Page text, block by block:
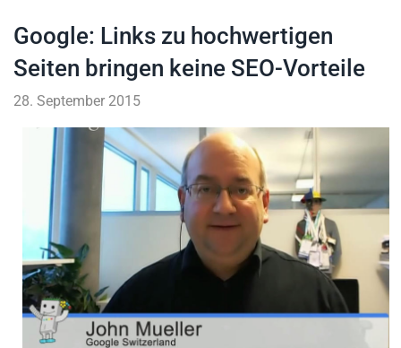
Google: Links zu hochwertigen
Seiten bringen keine SEO-Vorteile
28. September 2015